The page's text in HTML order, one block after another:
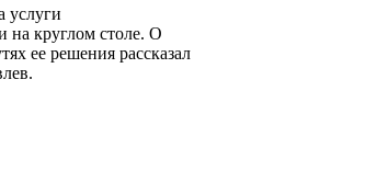
услуги
на круглом столе. О
ее решения рассказал